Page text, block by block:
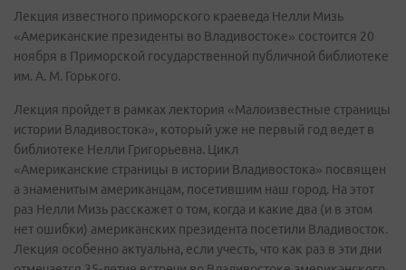
Лекция известного приморского краеведа Нелли Мизь
«Американские президенты во Владивостоке» состоится 20
ноября в Приморской государственной публичной библиотеке
им. А. М. Горького.
Лекция пройдет в рамках лектория «Малоизвестные страницы
истории Владивостока», который уже не первый год ведет в
библиотеке Нелли Григорьевна. Цикл
«Американские страницы в истории Владивостока» посвящен
а знаменитым американцам, посетившим наш город. На этот
раз Нелли Мизь расскажет о том, когда и какие два (и в этом
нет ошибки) американских президента посетили Владивосток.
Лекция особенно актуальна, если учесть, что как раз в эти дни